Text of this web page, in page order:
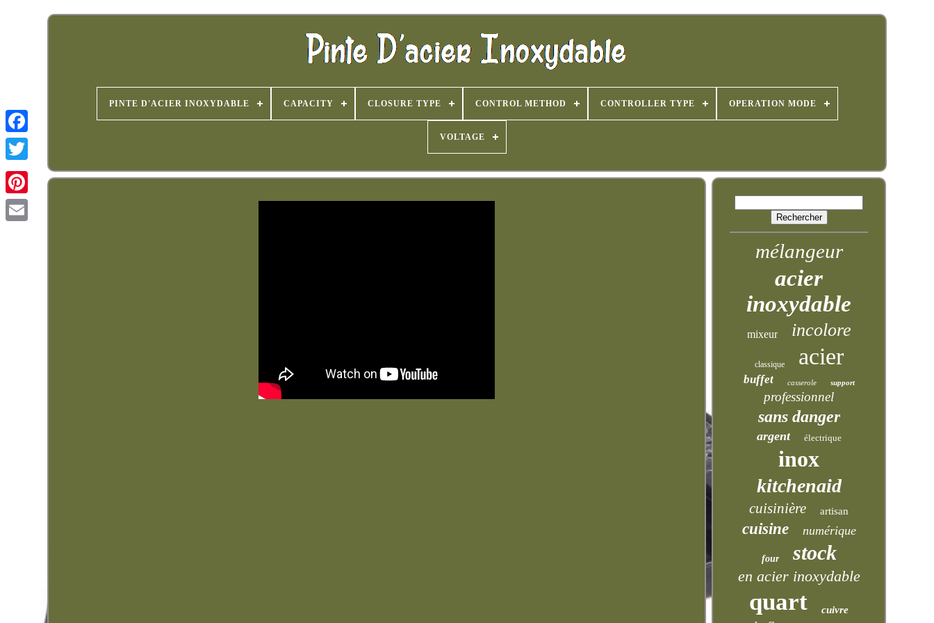
PINTE D'ACIER INOXYDABLE CAPACITY CLOSURE TYPE CONTROL METHOD CONTROLLER TYPE OPERATION MODE
VOLTAGE
mélangeur
acier
inoxydable
mixeur incolore
classique acier
buffet casserole support
professionnel
sans danger
argent électrique
inox
kitchenaid
cuisinière artisan
cuisine numérique
four stock
en acier inoxydable
quart cuivre